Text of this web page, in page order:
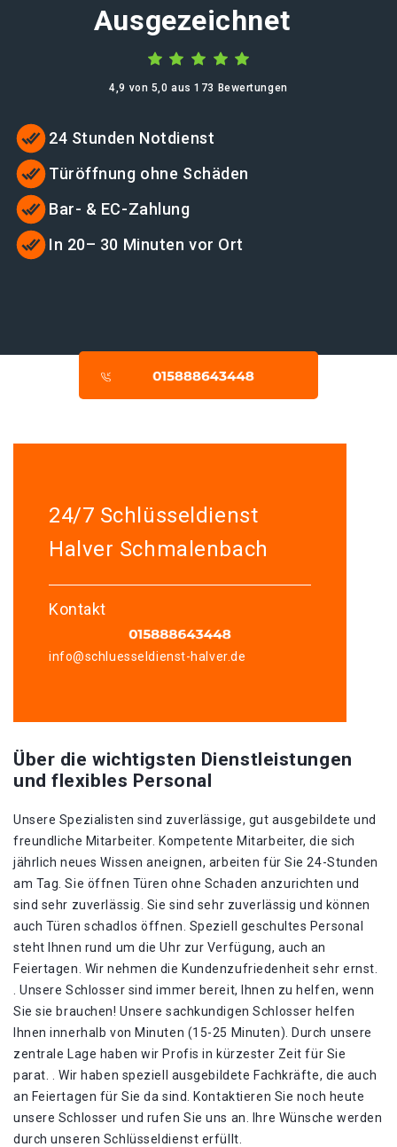
Ausgezeichnet
4,9 von 5,0 aus 173 Bewertungen
24 Stunden Notdienst
Türöffnung ohne Schäden
Bar- & EC-Zahlung
In 20– 30 Minuten vor Ort
24/7 Schlüsseldienst
Halver Schmalenbach
Kontakt
info@schluesseldienst-halver.de
Über die wichtigsten Dienstleistungen
und flexibles Personal
Unsere Spezialisten sind zuverlässige, gut ausgebildete und
freundliche Mitarbeiter. Kompetente Mitarbeiter, die sich
jährlich neues Wissen aneignen, arbeiten für Sie 24-Stunden
am Tag. Sie öffnen Türen ohne Schaden anzurichten und
sind sehr zuverlässig. Sie sind sehr zuverlässig und können
auch Türen schadlos öffnen. Speziell geschultes Personal
steht Ihnen rund um die Uhr zur Verfügung, auch an
Feiertagen. Wir nehmen die Kundenzufriedenheit sehr ernst.
. Unsere Schlosser sind immer bereit, Ihnen zu helfen, wenn
Sie sie brauchen! Unsere sachkundigen Schlosser helfen
Ihnen innerhalb von Minuten (15-25 Minuten). Durch unsere
zentrale Lage haben wir Profis in kürzester Zeit für Sie
parat. . Wir haben speziell ausgebildete Fachkräfte, die auch
an Feiertagen für Sie da sind. Kontaktieren Sie noch heute
unsere Schlosser und rufen Sie uns an. Ihre Wünsche werden
durch unseren Schlüsseldienst erfüllt.